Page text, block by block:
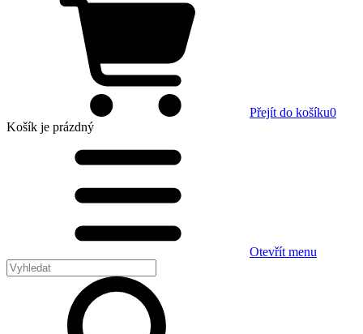
Přejít do košíku0
Košík je prázdný
Otevřít menu